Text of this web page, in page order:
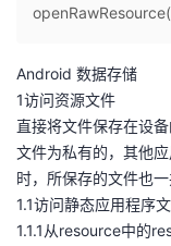
人
主
页
我
的
开
发
者
Android 数据存储
1访问资源文件
直接将文件保存在设
文件为私有的，其他
时，所保存的文件也一
1.1访问静态应用程序
1.1.1从resource中的